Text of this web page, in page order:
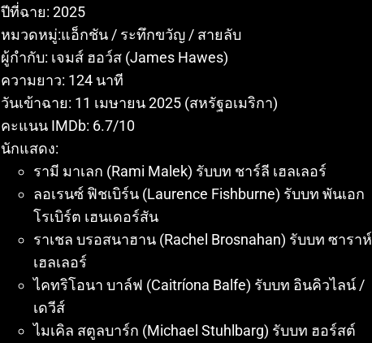
ปีที่ฉาย: 2025
หมวดหมู่:แอ็กชัน / ระทึกขวัญ / สายลับ
ผู้กำกับ: เจมส์ ฮอว์ส (James Hawes)
ความยาว: 124 นาที
วันเข้าฉาย: 11 เมษายน 2025 (สหรัฐอเมริกา)
คะแนน IMDb: 6.7/10
นักแสดง:
รามี มาเลก (Rami Malek) รับบท ชาร์ลี เฮลเลอร์
ลอเรนซ์ ฟิชเบิร์น (Laurence Fishburne) รับบท พันเอก
โรเบิร์ต เฮนเดอร์สัน
ราเชล บรอสนาฮาน (Rachel Brosnahan) รับบท ซาราห์
เฮลเลอร์
ไคทริโอนา บาล์ฟ (Caitríona Balfe) รับบท อินคิวไลน์ /
เดวีส์
ไมเคิล สตูลบาร์ก (Michael Stuhlbarg) รับบท ฮอร์สต์